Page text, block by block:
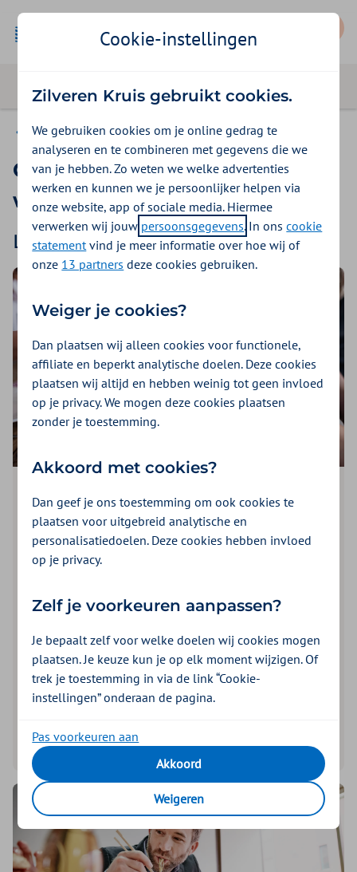
Op de werkvloer
Gezonde voeding op de
werkvloer
Laatste artikelen
Artikel| 3 minuten lezen
Kilo’s kwijt met het Actify
programma Afvallen met
In vijf maanden slanker én fitter door gezondere
Afspraken.
Artikel Gezondere voeding
Lees dit artikel
Cookie-instellingen
Zilveren Kruis gebruikt cookies.
We gebruiken cookies om je online gedrag te
analyseren en te combineren met gegevens die we
van je hebben. Zo weten we welke advertenties
werken en kunnen we je persoonlijker helpen via
onze website, app of sociale media. Hiermee
verwerken wij jouw persoonsgegevens. In onscookie
statementvind je meer informatie over hoe wij of
onze 13 partners deze cookies gebruiken.
Weiger je cookies?
Dan plaatsen wij alleen cookies voor functionele,
affiliate en beperkt analytische doelen. Deze cookies
plaatsen wij altijd en hebben weinig tot geen invloed
op je privacy. We mogen deze cookies plaatsen
zonder je toestemming.
Akkoord met cookies?
Dan geef je ons toestemming om ook cookies te
plaatsen voor uitgebreid analytische en
personalisatiedoelen. Deze cookies hebben invloed
op je privacy.
Zelf je voorkeuren aanpassen?
Je bepaalt zelf voor welke doelen wij cookies mogen
plaatsen. Je keuze kun je op elk moment wijzigen. Of
trek je toestemming in via de link “Cookie-
instellingen” onderaan de pagina.
Pas voorkeuren aan
Akkoord
Weigeren